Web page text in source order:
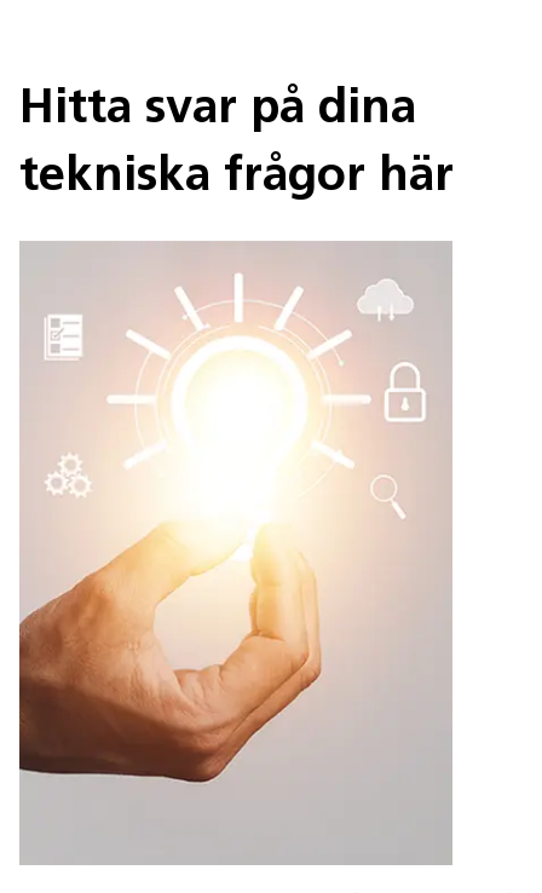
Hitta svar på dina
tekniska frågor här